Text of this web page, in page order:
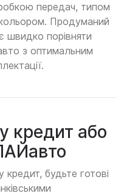
передач, типом
Продуманий
швидко порівняти
авто з оптимальним
кредит або
будьте готові